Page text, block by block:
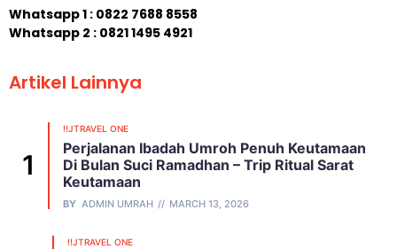
Whatsapp 1 : 0822 7688 8558
Whatsapp 2 : 0821 1495 4921
Artikel Lainnya
!!JTRAVEL ONE
Perjalanan Ibadah Umroh Penuh Keutamaan
Di Bulan Suci Ramadhan – Trip Ritual Sarat
Keutamaan
BY ADMIN UMRAH MARCH 13, 2026
!!JTRAVEL ONE